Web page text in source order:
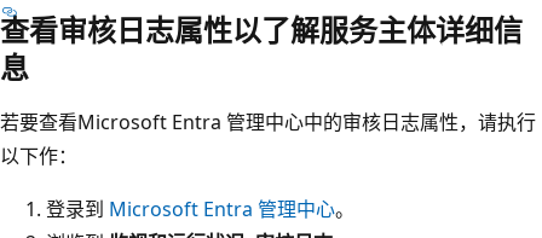
查看审核日志属性以了解服务主体详细信
息
若要查看Microsoft Entra 管理中心中的审核日志属性，请执行
以下作：
登录到 Microsoft Entra 管理中心。